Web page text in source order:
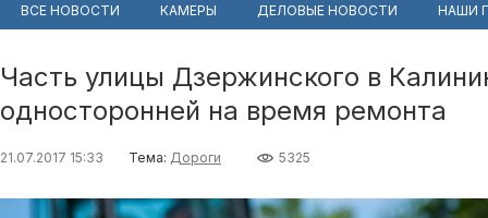
ВСЕ НОВОСТИ КАМЕРЫ ДЕЛОВЫЕ НОВОСТИ НАШИ
Часть улицы Дзержинского в
односторонней на время ремонта
21.07.2017 15:33 Тема: Дороги 5325